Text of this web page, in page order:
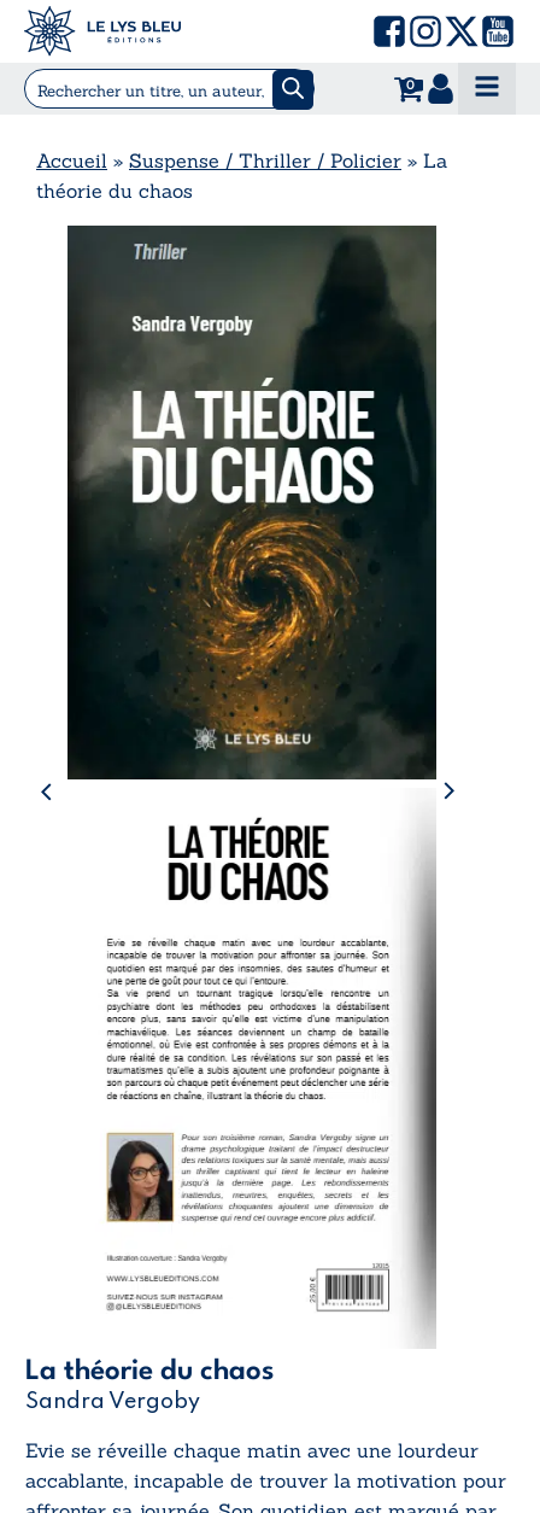
0
Accueil » Suspense / Thriller / Policier » La
théorie du chaos
La théorie du chaos
Sandra Vergoby
Evie se réveille chaque matin avec une lourdeur
accablante, incapable de trouver la motivation pour